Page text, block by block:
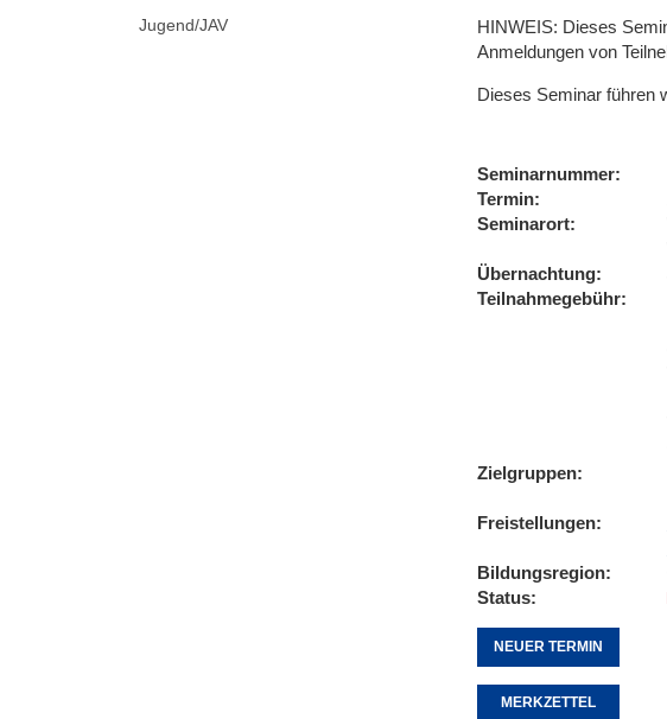
Jugend/JAV
HINWEIS: Dieses
Anmeldungen von
Dieses Seminar führen
Seminarnummer
Termin
Seminarort
Übernachtung
Teilnahmegebühr
Zielgruppen
Freistellungen
Bildungsregion
Status
NEUER TERMIN
MERKZETTEL